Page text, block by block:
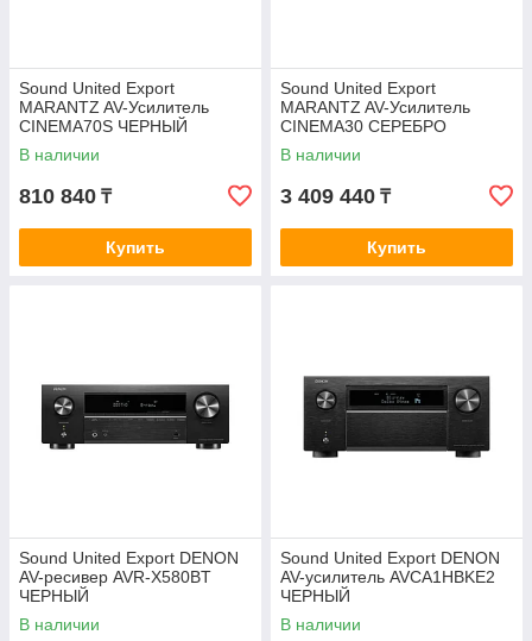
Sound United Export
MARANTZ AV-Усилитель
CINEMA70S ЧЕРНЫЙ
В наличии
810 840 ₸
Купить
Sound United Export
MARANTZ AV-Усилитель
CINEMA30 СЕРЕБРО
В наличии
3 409 440 ₸
Купить
Sound United Export DENON
AV-ресивер AVR-X580BT
ЧЕРНЫЙ
В наличии
Sound United Export DENON
AV-усилитель AVCA1HBKE2
ЧЕРНЫЙ
В наличии